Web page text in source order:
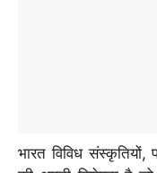
भारत विविध संस्कृतियों,